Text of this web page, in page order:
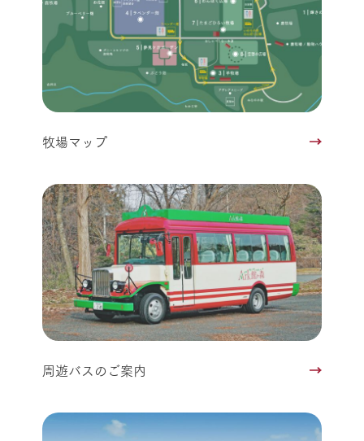
牧場マップ
周遊バスのご案内